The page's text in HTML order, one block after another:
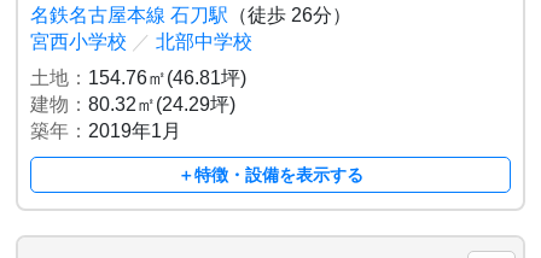
名鉄名古屋本線 石刀駅 （徒歩 26分）
宮西小学校 ／ 北部中学校
土地： 154.76㎡(46.81坪)
建物：80.32㎡(24.29坪)
築年： 2019年1月
＋特徴・設備を表示する